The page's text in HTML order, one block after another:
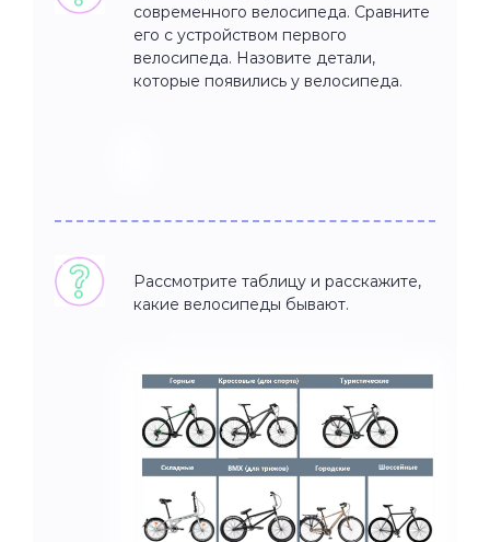
современного велосипеда. Сравните
его с устройством первого
велосипеда. Назовите детали,
которые появились у велосипеда.
Рассмотрите таблицу и расскажите,
какие велосипеды бывают.